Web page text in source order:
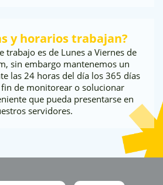
y horarios trabajan?
trabajo es de Lunes a Viernes de
sin embargo mantenemos un
las 24 horas del día los 365 días
de monitorear o solucionar
que pueda presentarse en
servidores.